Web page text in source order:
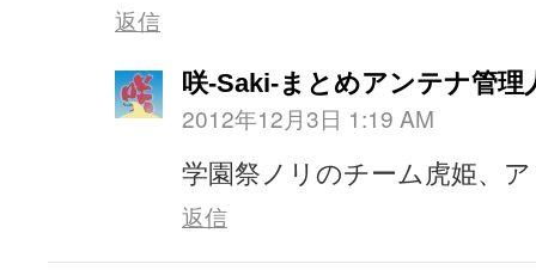
返信
咲-Saki-まとめアンテナ管理
2012年12月3日 1:19 AM
学園祭ノリのチーム虎姫、
返信